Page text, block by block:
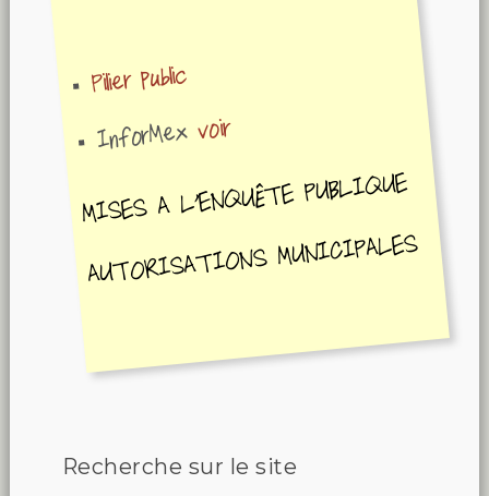
Pilier public
InforMexvoir
MISES A L'ENQUÊTE PUBLIQUE
AUTORISATIONS MUNICIPALES
Recherche sur le site